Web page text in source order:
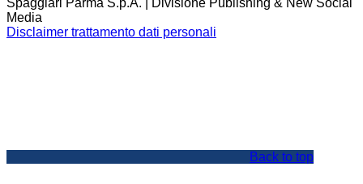
Media
Disclaimer trattamento dati personali
Back to top